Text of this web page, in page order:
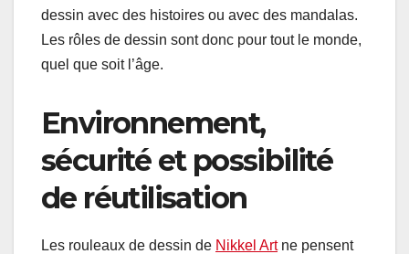
dessin avec des histoires ou avec des mandalas.
Les rôles de dessin sont donc pour tout le monde,
quel que soit l’âge.
Environnement,
sécurité et possibilité
de réutilisation
Les rouleaux de dessin de Nikkel Artne pensent